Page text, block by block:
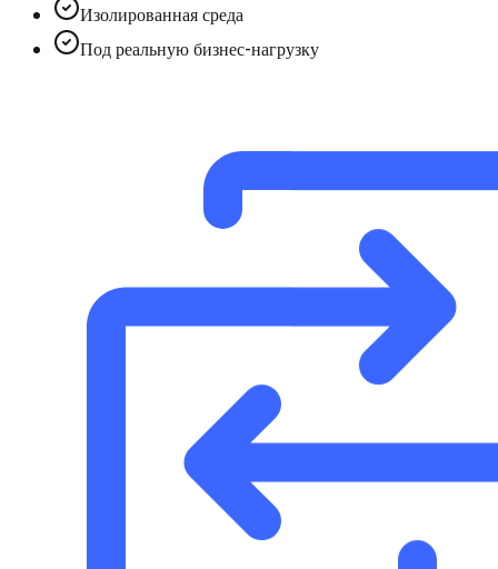
Изолированная среда
Под реальную бизнес-нагрузку